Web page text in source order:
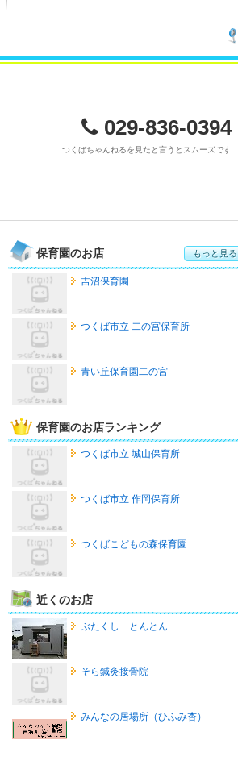
内
索
029-836-0394
つくばちゃんねるを見たと言うとスムーズです
保育園のお店 もっと見る
吉沼保育園
つくば市立 二の宮保育所
青い丘保育園二の宮
保育園のお店ランキング
つくば市立 城山保育所
つくば市立 作岡保育所
つくばこどもの森保育園
近くのお店
ぶたくし とんとん
そら鍼灸接骨院
みんなの居場所（ひふみ杏）